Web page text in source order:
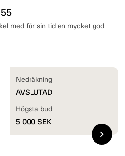
med för sin tid en mycket god
Nedräkning
AVSLUTAD
Högsta bud
5 000 SEK
chevron_right